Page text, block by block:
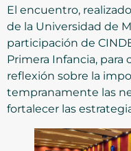
El encuentro,
de la Universidad de
participación de
Primera Infancia, para
reflexión sobre la
tempranamente las
fortalecer las